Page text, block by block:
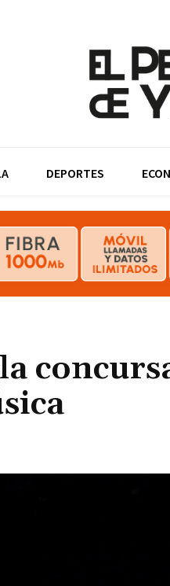
DEPORTES